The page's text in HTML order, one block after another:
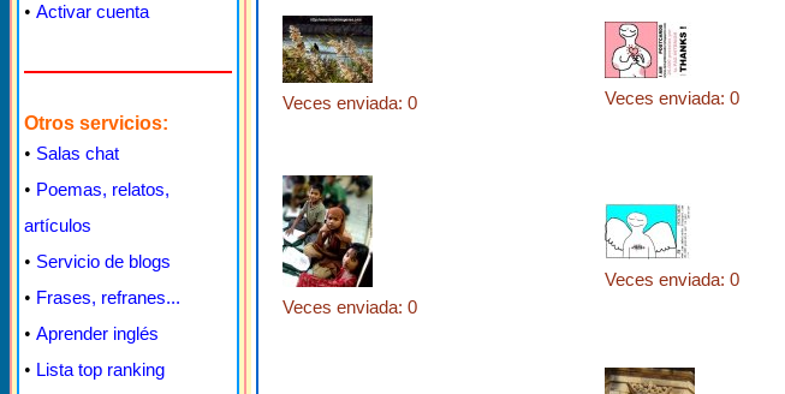
• Activar cuenta
Otros servicios:
• Salas chat
• Poemas, relatos,
artículos
• Servicio de blogs
• Frases, refranes...
• Aprender inglés
• Lista top ranking
Veces enviada: 0 Veces enviada: 0
Veces enviada: 0
Veces enviada: 0